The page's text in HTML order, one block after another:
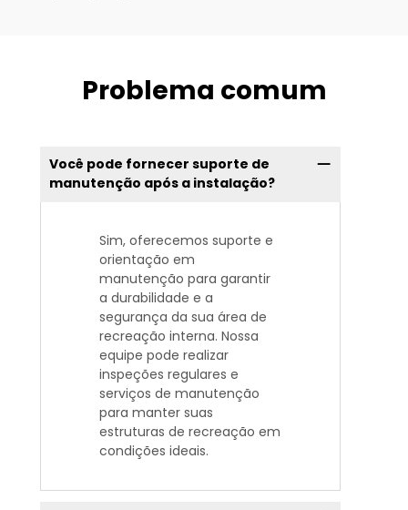
Problema comum
Você pode fornecer suporte de
manutenção após a instalação?
Sim, oferecemos suporte e
orientação em
manutenção para garantir
a durabilidade e a
segurança da sua área de
recreação interna. Nossa
equipe pode realizar
inspeções regulares e
serviços de manutenção
para manter suas
estruturas de recreação em
condições ideais.